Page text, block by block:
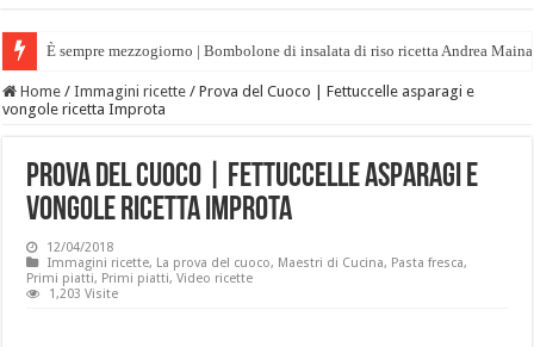
È sempre mezzogiorno | Bombolone di insalata di riso ricetta Andrea
Home / Immagini ricette / Prova del Cuoco | Fettuccelle asparagi e
vongole ricetta Improta
Prova del Cuoco | Fettuccelle asparagi e
vongole ricetta Improta
12/04/2018
Immagini ricette, La prova del cuoco, Maestri di Cucina, Pasta fresca,
Primi piatti, Primi piatti,Video ricette
1,203 Visite